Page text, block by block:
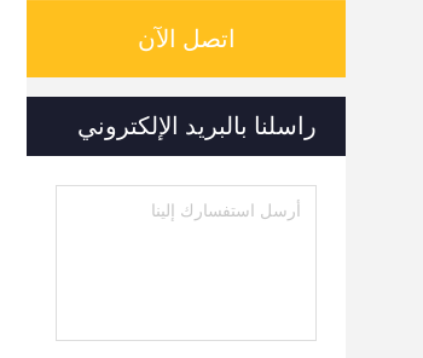
اتصل الآن
راسلنا بالبريد الإلكتروني